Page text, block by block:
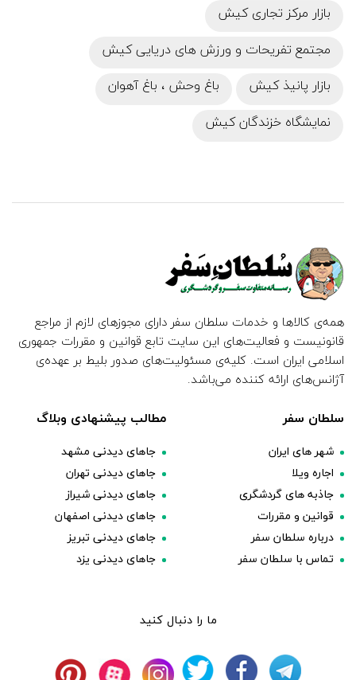
بازار مرکز تجاری کیش
مجتمع تفریحات و ورزش های دریایی کیش
بازار پانیذ کیش
باغ وحش ، باغ آهوان
نمایشگاه خزندگان کیش
همه‌ی کالاها و خدمات سلطان سفر دارای مجوزهای لازم از مراجع
قانونیست و فعالیت‌های این سایت تابع قوانین و مقررات جمهوری
اسلامی ایران است. کلیه‌ی مسئولیت‌های صدور بلیط بر عهده‌ی
آژانس‌های ارائه کننده می‌باشد.
سلطان سفر
شهر های ایران
اجاره ویلا
جاذبه های گردشگری
قوانین و مقررات
درباره سلطان سفر
تماس با سلطان سفر
مطالب پیشنهادی وبلاگ
جاهای دیدنی مشهد
جاهای دیدنی تهران
جاهای دیدنی شیراز
جاهای دیدنی اصفهان
جاهای دیدنی تبریز
جاهای دیدنی یزد
ما را دنبال کنید